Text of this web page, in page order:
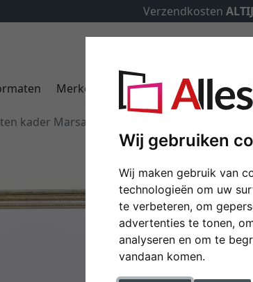
Wij gebruiken
Wij maken gebruik van
technologieën om uw
te verbeteren, om
advertenties te tonen,
analyseren en om te
vandaan komen.
Verzendkosten
Merken Kaders op maat
kader Marsac op maat